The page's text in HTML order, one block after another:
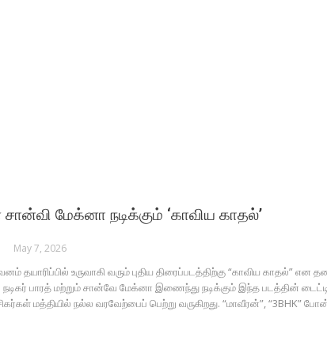
மேக்னா நடிக்​கும் ‘கா​விய காதல்’
May 7, 2026
தயாரிப்பில் உருவாகி வரும் புதிய திரைப்படத்திற்கு “காவிய காதல்” என
பாரத் மற்றும் சான்வே மேக்னா இணைந்து நடிக்கும் இந்த படத்தின்
மத்தியில் நல்ல வரவேற்பைப் பெற்று வருகிறது. “மாவீரன்”, “3BHK”